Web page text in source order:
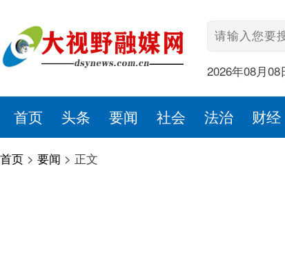
2026年08月
首页 头条 要闻 社会 法治 财经
首页 > 要闻 > 正文